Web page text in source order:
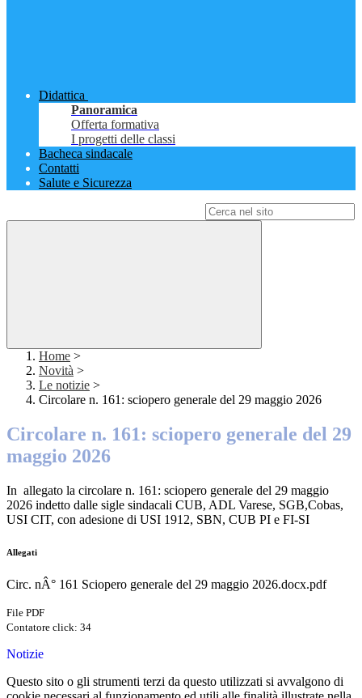
Didattica
Panoramica
Offerta formativa
I progetti delle classi
Bacheca sindacale
Contatti
Salute e Sicurezza
Home >
Novità >
Le notizie >
Circolare n. 161: sciopero generale del 29 maggio 2026
Circolare n. 161: sciopero generale del 29
maggio 2026
In allegato la circolare n. 161: sciopero generale del 29 maggio
2026 indetto dalle sigle sindacali CUB, ADL Varese, SGB,Cobas,
USI CIT, con adesione di USI 1912, SBN, CUB PI e FI-SI
Allegati
Circ. nÂ° 161 Sciopero generale del 29 maggio 2026.docx.pdf
File PDF
Contatore click: 34
Notizie
Questo sito o gli strumenti terzi da questo utilizzati si avvalgono di